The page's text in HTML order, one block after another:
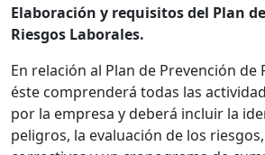
Elaboración y requisitos del Plan
Riesgos Laborales.
En relación al Plan de Prevención de
éste comprenderá todas las
por la empresa y deberá incluir la
peligros, la evaluación de los